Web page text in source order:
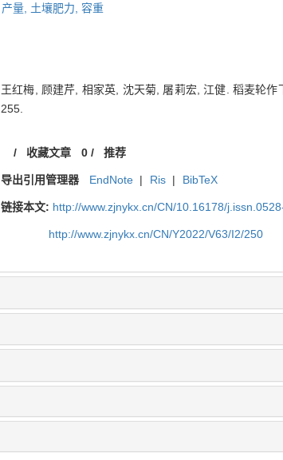
产量, 土壤肥力, 容重
王红梅, 顾建芹, 相家英, 沈天菊, 屠莉宏, 江健. 稻麦轮
255.
/ 收藏文章 0/ 推荐
导出引用管理器 EndNote | Ris | BibTeX
链接本文: http://www.zjnykx.cn/CN/10.16178/
http://www.zjnykx.cn/CN/Y2022/V63/I2/250